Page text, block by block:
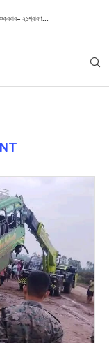
২১শ্রাবণ...